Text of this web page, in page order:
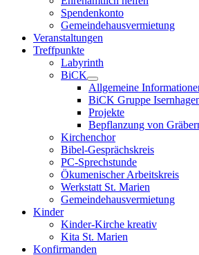
Spendenkonto
Gemeindehausvermietung
Veranstaltungen
Treffpunkte
Labyrinth
BiCK
Allgemeine
BiCK Gruppe
Projekte
Bepflanzung von
Kirchenchor
Bibel-Gesprächskreis
PC-Sprechstunde
Ökumenischer Arbeitskreis
Werkstatt St. Marien
Gemeindehausvermietung
Kinder
Kinder-Kirche kreativ
Kita St. Marien
Konfirmanden